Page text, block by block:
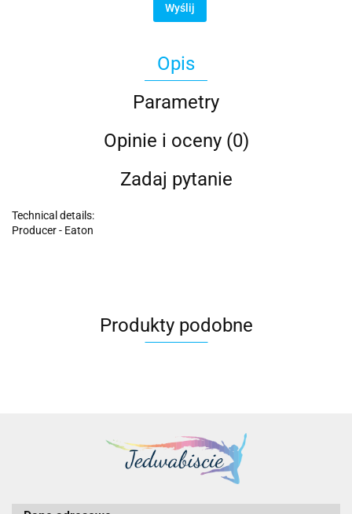
Wyślij
Opis
Parametry
Opinie i oceny (0)
Zadaj pytanie
Technical details:
Producer - Eaton
Produkty podobne